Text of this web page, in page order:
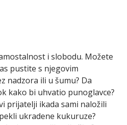
i slobodu. Možete
pustite s njegovim
nadzora ili u šumu? Da
kako bi uhvatio punoglavce?
prijatelji ikada sami naložili
ukradene kukuruze?